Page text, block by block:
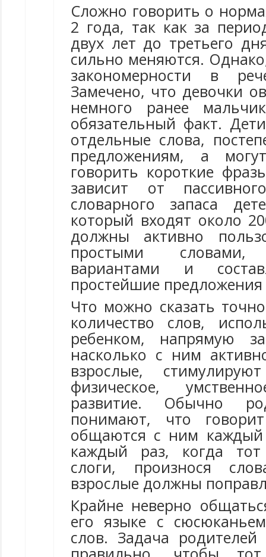
Сложно говорить о
2 года, так как за
двух лет до третьего
сильно меняются.
закономерности в
Замечено, что девочки
немного ранее
обязательный факт.
отдельные слова,
предложениям, а
говорить короткие
зависит от
словарного запаса
который входят около
должны активно
простыми словами,
вариантами и
простейшие предложения
Что можно сказать
количество слов,
ребенком, напрямую
насколько с ним
взрослые,
физическое,
развитие. Обычно
понимают, что
общаются с ним
каждый раз, когда тот
слоги, произнося
взрослые должны
Крайне неверно
его языке с
слов. Задача